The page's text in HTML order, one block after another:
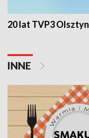
20 lat TVP3 Olsztyn
INNE